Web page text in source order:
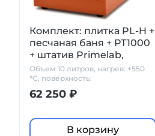
Комплект: плитка PL-H +
песчаная баня + PT1000
+ штатив Primelab,
рабочий объем 10 л
Объем 10 литров, нагрев: +550
°С, поверхность:
стеклокерамика
62 250 ₽
В корзину